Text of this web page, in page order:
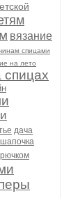
вязание
спицами
на лето
спицах
дача